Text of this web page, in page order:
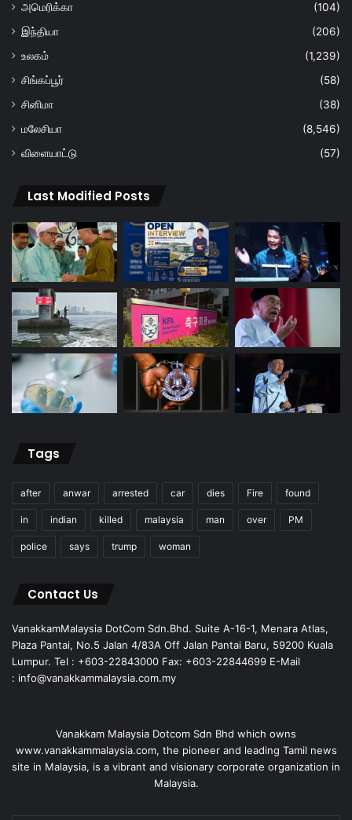
அமெரிக்கா
(104)
இந்தியா
(206)
உலகம்
(1,239)
சிங்கப்பூர்
(58)
சினிமா
(38)
மலேசியா
(8,546)
விளையாட்டு
(57)
Last Modified Posts
Tags
after anwar arrested car dies Fire found
in indian killed malaysia man over PM
police says trump woman
Contact Us
VanakkamMalaysia DotCom Sdn.Bhd. Suite A-16-1, Menara Atlas,
Plaza Pantai, No.5 Jalan 4/83A Off Jalan Pantai Baru, 59200 Kuala
Lumpur. Tel : +603-22843000 Fax: +603-22844699 E-Mail
: info@vanakkammalaysia.com.my
Vanakkam Malaysia Dotcom Sdn Bhd which owns
www.vanakkammalaysia.com, the pioneer and leading Tamil news
site in Malaysia, is a vibrant and visionary corporate organization in
Malaysia.